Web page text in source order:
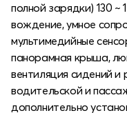
полной зарядки) 130 ~
вождение, умное
мультимедийные
панорамная крыша,
вентиляция сидений и
водительской и
дополнительно